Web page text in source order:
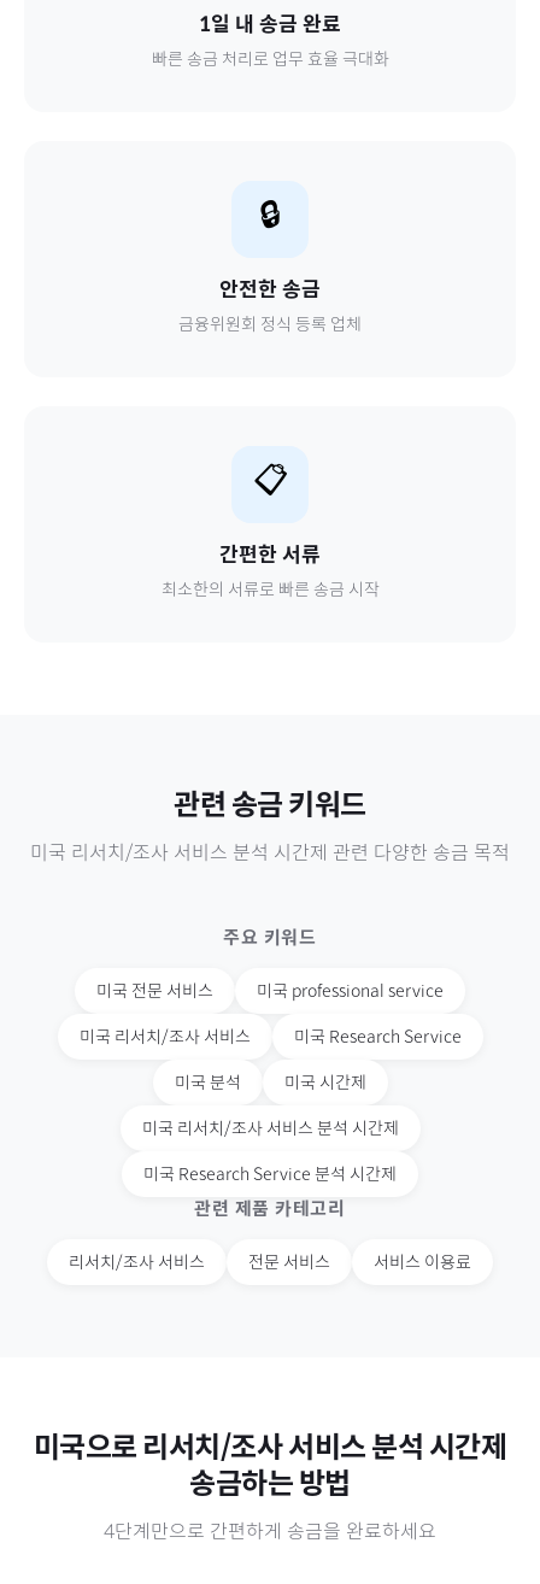
1일 내 송금 완료
빠른 송금 처리로 업무 효율 극대화
🔒
안전한 송금
금융위원회 정식 등록 업체
📋
간편한 서류
최소한의 서류로 빠른 송금 시작
관련 송금 키워드
미국 리서치/조사 서비스 분석 시간제 관련 다양한 송금 목적
주요 키워드
미국 전문 서비스 미국 professional service
미국 리서치/조사 서비스 미국 Research Service
미국 분석 미국 시간제
미국 리서치/조사 서비스 분석 시간제
미국 Research Service 분석 시간제
관련 제품 카테고리
리서치/조사 서비스 전문 서비스 서비스 이용료
미국으로 리서치/조사 서비스 분석 시간제
송금하는 방법
4단계만으로 간편하게 송금을 완료하세요